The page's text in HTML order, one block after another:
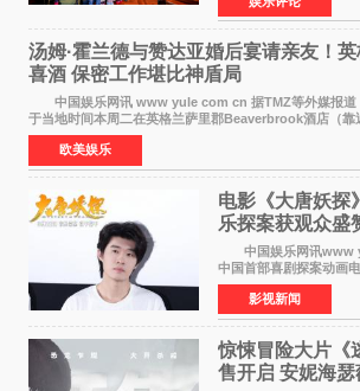
齐聚一堂，共同
汤姆·霍兰德与赞达亚婚后宴请亲友！
喜酒 保密工作堪比神盾局
中国娱乐网讯 www yule com cn 据TMZ等外媒报道
于当地时间本周二在英格兰萨里郡Beaverbrook酒店（靠
顿）举办婚宴，邀请家人与朋友们喝喜酒，庆祝
欧美娱乐
电影《大唐妖探
乐探案获观众盛
中国娱乐网讯www
中国首部喜剧探案动画
举办电影首映礼。导演
制片人曹紫建、制片人
对白指导程寅，领
影视新闻
惊悚冒险大片《
售开启 安妮海